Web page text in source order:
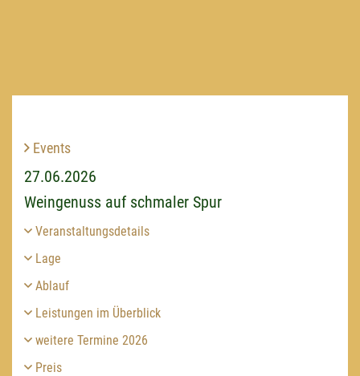
Events
27.06.2026
Weingenuss auf schmaler Spur
Veranstaltungsdetails
Lage
Ablauf
Leistungen im Überblick
weitere Termine 2026
Preis